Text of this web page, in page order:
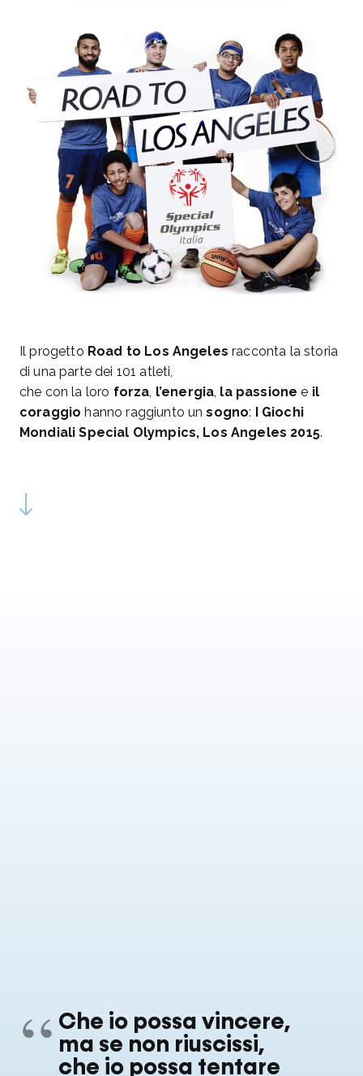
Special Olympics
I Giochi Mondiali
Special Olympics,
Los Angeles 2015
Il progetto Road to Los Angeles racconta la storia
di una parte dei 101 atleti,
che con la loro forza, l’energia, la passione e il
coraggio hanno raggiunto unsogno: I Giochi
Mondiali Special Olympics, Los Angeles 2015.
Che io possa vincere,
ma se non riuscissi,
che io possa tentare